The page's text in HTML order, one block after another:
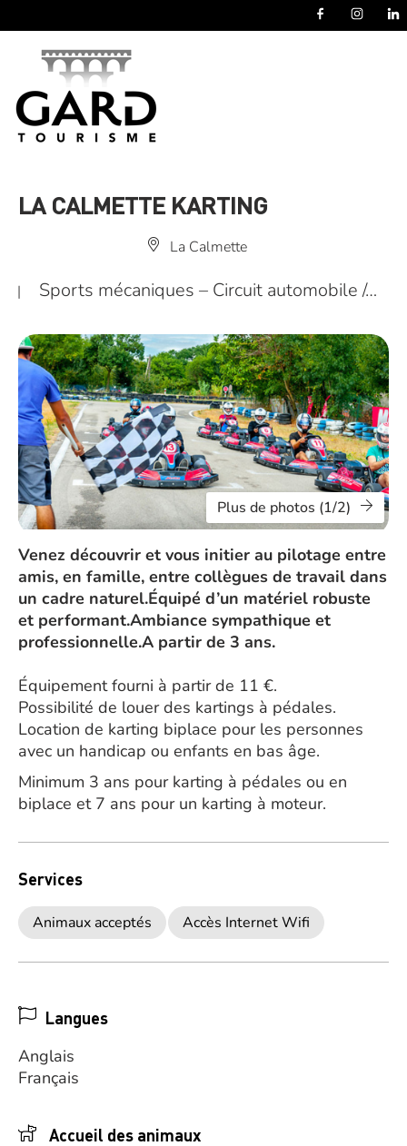
LA CALMETTE KARTING
La Calmette
| Sports mécaniques – Circuit automobile /…
Plus de photos (1/2)
Venez découvrir et vous initier au pilotage entre
amis, en famille, entre collègues de travail dans
un cadre naturel.Équipé d’un matériel robuste
et performant.Ambiance sympathique et
professionnelle.A partir de 3 ans.
Équipement fourni à partir de 11 €.
Possibilité de louer des kartings à pédales.
Location de karting biplace pour les personnes
avec un handicap ou enfants en bas âge.
Minimum 3 ans pour karting à pédales ou en
biplace et 7 ans pour un karting à moteur.
Services
Animaux acceptés Accès Internet Wifi
Langues
Anglais
Français
Accueil des animaux